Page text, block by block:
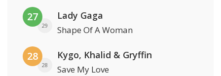
27
29
Lady Gaga
Shape Of A Woman
28
28
Kygo, Khalid & Gryffin
Save My Love